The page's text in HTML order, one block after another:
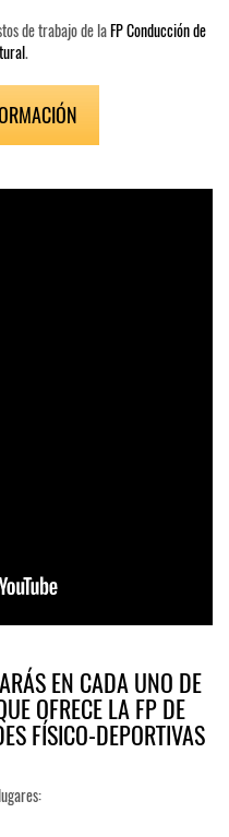
de trabajo de laFP Conducción de
.
EN CADA UNO DE
OFRECE LA FP DE
FÍSICO-DEPORTIVAS